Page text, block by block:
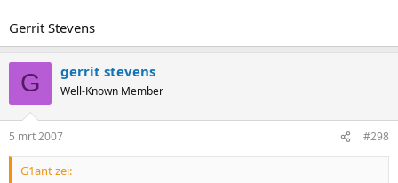
Gerrit Stevens
G gerrit stevens
Well-Known Member
5 mrt 2007 #298
G1ant zei: